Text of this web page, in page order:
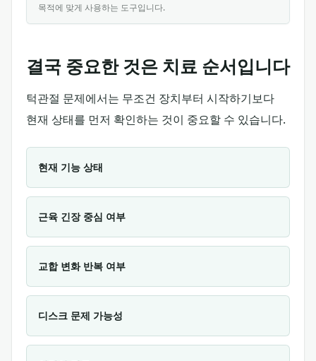
목적에 맞게 사용하는 도구입니다.
결국 중요한 것은 치료 순서입니다
턱관절 문제에서는 무조건 장치부터 시작하기보다
현재 상태를 먼저 확인하는 것이 중요할 수 있습니다.
현재 기능 상태
근육 긴장 중심 여부
교합 변화 반복 여부
디스크 문제 가능성